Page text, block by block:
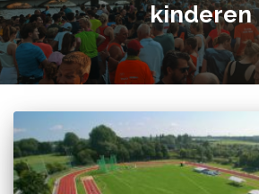
kinderen